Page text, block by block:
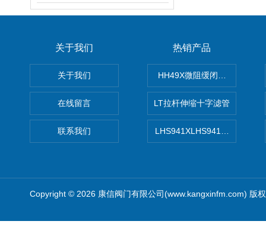
关于我们
关于我们
在线留言
联系我们
热销产品
HH49X微阻缓闭蝶式止回阀
LT拉杆伸缩十字滤管
LHS941XLHS941X调压调流
Copyright © 2026 康信阀门有限公司(www.kangxinfm.com) 版